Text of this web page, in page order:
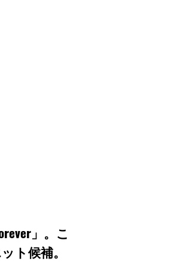
」。こ
ト候補。